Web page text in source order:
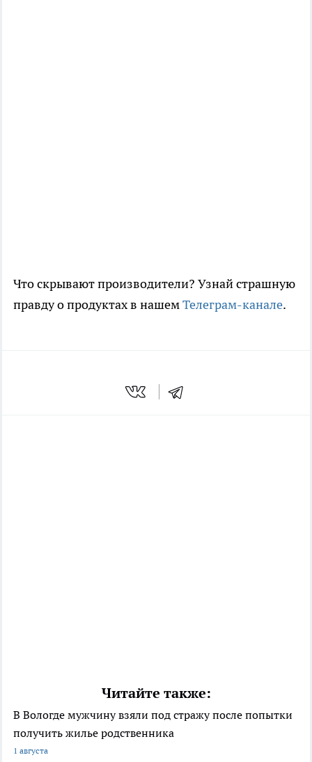
Что скрывают производители? Узнай страшную
правду о продуктах в нашемТелеграм-канале.
Читайте также:
В Вологде мужчину взяли под стражу после попытки
получить жилье родственника
1 августа